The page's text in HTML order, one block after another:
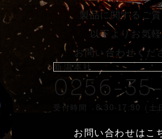
製品に関するご
以下よりお気軽
お問い合わせくだ
新潟本社
0256-35-
受付時間 8:30-17:30（土
お問い合わせはこ